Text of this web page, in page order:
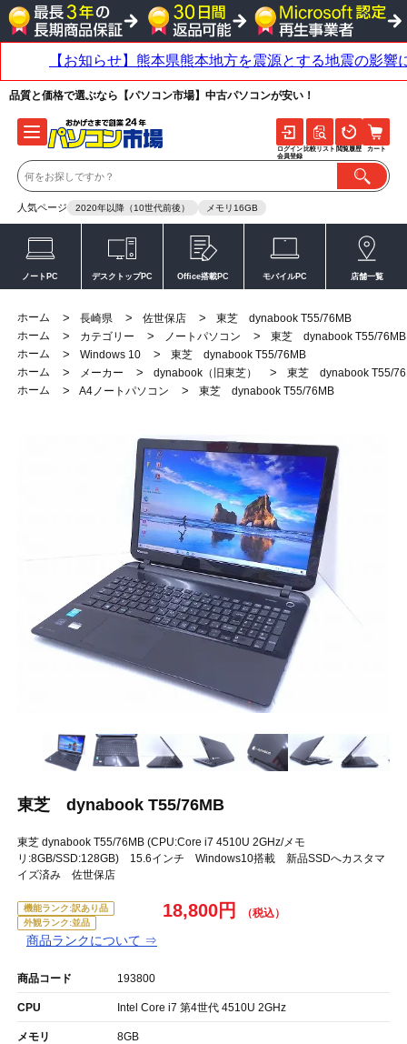
品質と価格で選ぶなら【パソコン市場】中古パソコンが安い！
人気ページ 2020年以降（10世代前後） メモリ16GB
ログイン
会員登録
比較リスト 閲覧履歴 カート
ノートPC デスクトップPC Office搭載PC モバイルPC 店舗一覧
ホーム > 長崎県 > 佐世保店 >
東芝 dynabook T55/76MB
ホーム
> カテゴリー > ノートパソコン >
東芝 dynabook T55/76MB
ホーム
> Windows 10 >
東芝 dynabook T55/76MB
ホーム
> メーカー > dynabook（旧東芝） >
東芝 dynabook T55/
ホーム
> A4ノートパソコン > 東芝 dynabook T55/76MB
東芝 dynabook T55/76MB
東芝 dynabook T55/76MB (CPU:Core i7 4510U 2GHz/メモ
リ:8GB/SSD:128GB) 15.6インチ Windows10搭載 新品SSDへカスタマ
イズ済み 佐世保店
機能ランク:訳あり品
外観ランク:並品
商品ランクについて ⇒
18,800円
商品コード 193800
CPU Intel Core i7 第4世代 4510U 2GHz
メモリ 8GB